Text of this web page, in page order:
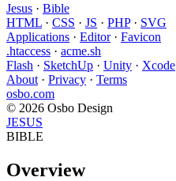
Jesus · Bible
HTML · CSS · JS · PHP· SVG
Applications · Editor· Favicon
.htaccess · acme.sh
Flash · SketchUp · Unity · Xcode
About · Privacy · Terms
osbo.com
© 2026 Osbo Design
JESUS
BIBLE
Overview